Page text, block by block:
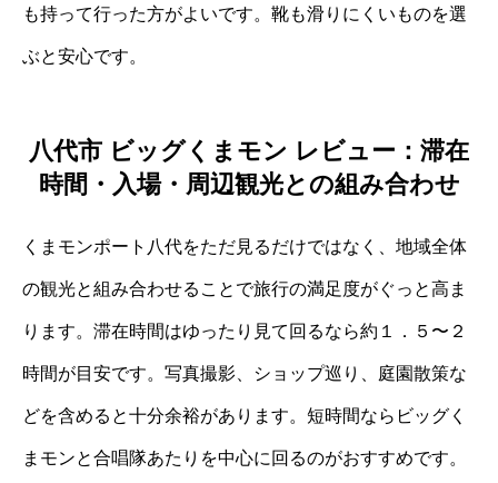
も持って行った方がよいです。靴も滑りにくいものを選
ぶと安心です。
八代市 ビッグくまモン レビュー：滞在
時間・入場・周辺観光との組み合わせ
くまモンポート八代をただ見るだけではなく、地域全体
の観光と組み合わせることで旅行の満足度がぐっと高ま
ります。滞在時間はゆったり見て回るなら約１．５〜２
時間が目安です。写真撮影、ショップ巡り、庭園散策な
どを含めると十分余裕があります。短時間ならビッグく
まモンと合唱隊あたりを中心に回るのがおすすめです。